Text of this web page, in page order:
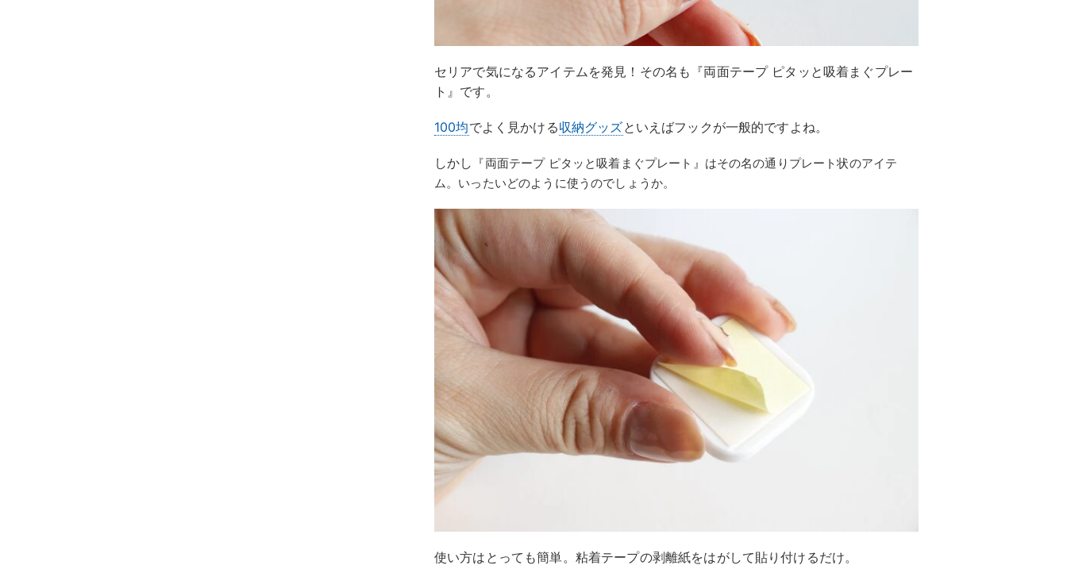
セリアで気になるアイテムを発見！その名も『両面テープ ピタッと吸着まぐプレー
ト』です。
100均でよく見かける収納グッズといえばフックが一般的ですよね。
しかし 『両面テープ ピタッと吸着まぐプレート』はその名の通りプレート状のアイテ
ム。いったいどのように使うのでしょうか。
使い方はとっても簡単。粘着テープの剥離紙をはがして貼り付けるだけ。